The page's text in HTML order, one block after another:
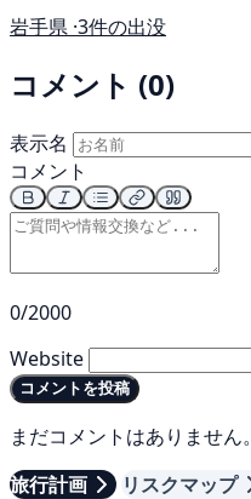
岩手県 ·3件の出没
コメント (0)
表示名
コメント
0/2000
Website
コメントを投稿
まだコメントはありません。
旅行計画
リスクマップ